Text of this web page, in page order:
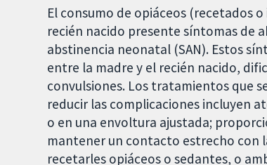
El consumo de opiáceos (recetados
recién nacido presente síntomas de
abstinencia neonatal (SAN). Estos
entre la madre y el recién nacido,
convulsiones. Los tratamientos que
reducir las complicaciones incluyen
o en una envoltura ajustada;
mantener un contacto estrecho con
recetarles opiáceos o sedantes, o